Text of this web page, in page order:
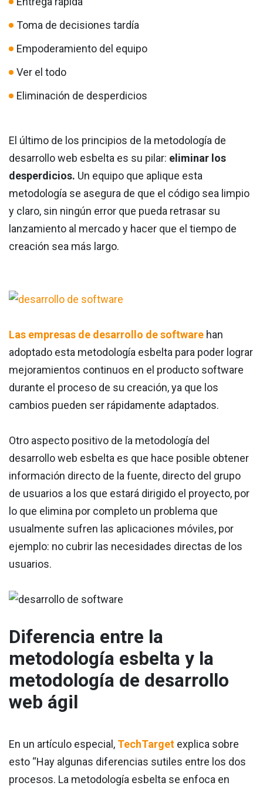
Toma de decisiones tardía
Empoderamiento del equipo
Ver el todo
Eliminación de desperdicios
El último de los principios de la metodología de
desarrollo web esbelta es su pilar: eliminar los
desperdicios. Un equipo que aplique esta
metodología se asegura de que el código sea limpio
y claro, sin ningún error que pueda retrasar su
lanzamiento al mercado y hacer que el tiempo de
creación sea más largo.
Las empresas de desarrollo de software han
adoptado esta metodología esbelta para poder lograr
mejoramientos continuos en el producto software
durante el proceso de su creación, ya que los
cambios pueden ser rápidamente adaptados.
Otro aspecto positivo de la metodología del
desarrollo web esbelta es que hace posible obtener
información directo de la fuente, directo del grupo
de usuarios a los que estará dirigido el proyecto, por
lo que elimina por completo un problema que
usualmente sufren las aplicaciones móviles, por
ejemplo: no cubrir las necesidades directas de los
usuarios.
Diferencia entre la
metodología esbelta y la
metodología de desarrollo
web ágil
En un artículo especial, TechTarget explica sobre
esto “Hay algunas diferencias sutiles entre los dos
procesos. La metodología esbelta se enfoca en